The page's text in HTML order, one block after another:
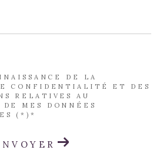
DE LA
CONFIDENTIALITÉ ET DES
RELATIVES AU
MES DONNÉES
(*)*